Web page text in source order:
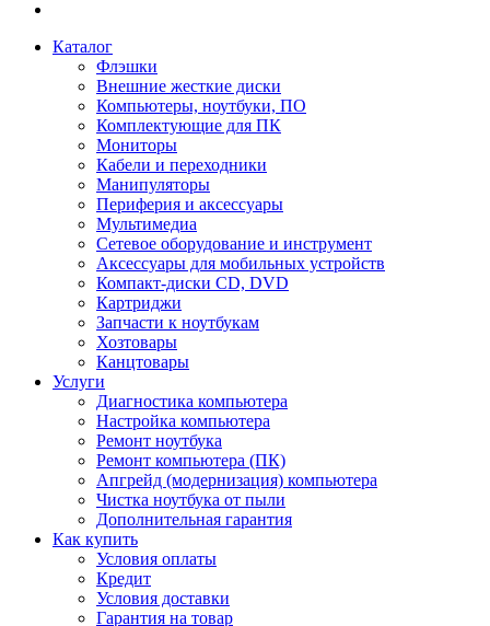
Каталог
Флэшки
Внешние жесткие диски
Компьютеры, ноутбуки, ПО
Комплектующие для ПК
Мониторы
Кабели и переходники
Манипуляторы
Периферия и аксессуары
Мультимедиа
Сетевое оборудование и инструмент
Аксессуары для мобильных устройств
Компакт-диски CD, DVD
Картриджи
Запчасти к ноутбукам
Хозтовары
Канцтовары
Услуги
Диагностика компьютера
Настройка компьютера
Ремонт ноутбука
Ремонт компьютера (ПК)
Апгрейд (модернизация) компьютера
Чистка ноутбука от пыли
Дополнительная гарантия
Как купить
Условия оплаты
Кредит
Условия доставки
Гарантия на товар